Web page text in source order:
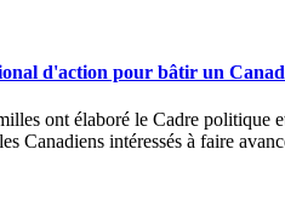
d'action pour bâtir un
ont élaboré le Cadre politique
Canadiens intéressés à faire